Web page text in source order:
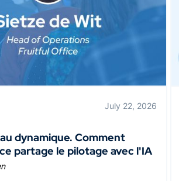
July 22, 2026
dynamique. Comment
partage le pilotage avec l'IA